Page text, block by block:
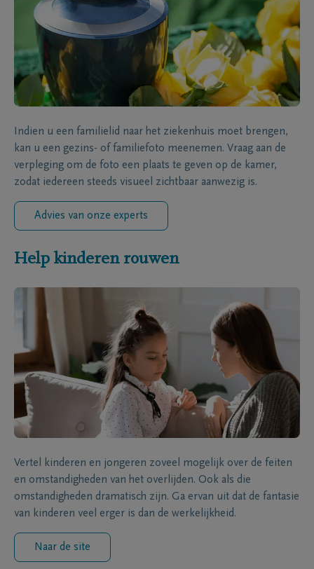
Indien u een familielid naar het ziekenhuis moet brengen,
kan u een gezins- of familiefoto meenemen. Vraag aan de
verpleging om de foto een plaats te geven op de kamer,
zodat iedereen steeds visueel zichtbaar aanwezig is.
Advies van onze experts
Help kinderen rouwen
Vertel kinderen en jongeren zoveel mogelijk over de feiten
en omstandigheden van het overlijden. Ook als die
omstandigheden dramatisch zijn. Ga ervan uit dat de fantasie
van kinderen veel erger is dan de werkelijkheid.
Naar de site